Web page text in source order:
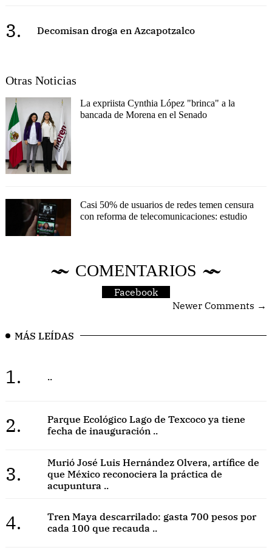
3. Decomisan droga en Azcapotzalco
Otras Noticias
La expriista Cynthia López "brinca" a la
bancada de Morena en el Senado
Casi 50% de usuarios de redes temen censura
con reforma de telecomunicaciones: estudio
COMENTARIOS
Facebook
Newer Comments →
MÁS LEÍDAS
1. ..
2.
Parque Ecológico Lago de Texcoco ya tiene
fecha de inauguración ..
3.
Murió José Luis Hernández Olvera, artífice de
que México reconociera la práctica de
acupuntura ..
4.
Tren Maya descarrilado: gasta 700 pesos por
cada 100 que recauda ..